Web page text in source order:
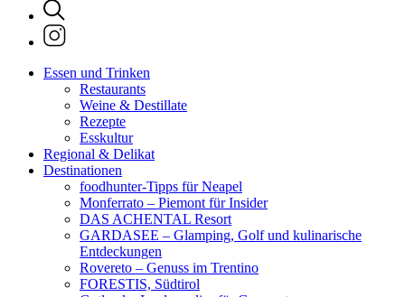
Essen und Trinken
Restaurants
Weine & Destillate
Rezepte
Esskultur
Regional & Delikat
Destinationen
foodhunter-Tipps für Neapel
Monferrato – Piemont für Insider
DAS ACHENTAL Resort
GARDASEE – Glamping, Golf und kulinarische
Entdeckungen
Rovereto – Genuss im Trentino
FORESTIS, Südtirol